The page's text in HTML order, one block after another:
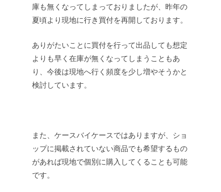
庫も無くなってしまっておりましたが、昨年の
夏頃より現地に行き買付を再開しております。
ありがたいことに買付を行って出品しても想定
よりも早く在庫が無くなってしまうこともあ
り、今後は現地へ行く頻度を少し増やそうかと
検討しています。
また、ケースバイケースではありますが、ショ
ップに掲載されていない商品でも希望するもの
があれば現地で個別に購入してくることも可能
です。